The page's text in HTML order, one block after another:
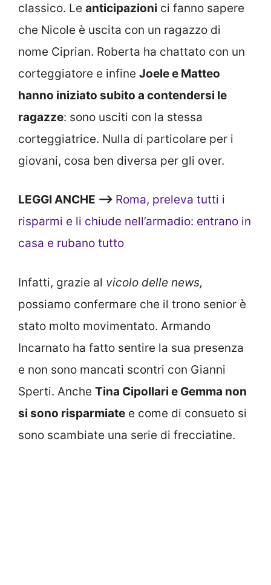
classico. Le anticipazioni ci fanno sapere
che Nicole è uscita con un ragazzo di
nome Ciprian. Roberta ha chattato con un
corteggiatore e infine Joele e Matteo
hanno iniziato subito a contendersi le
ragazze: sono usciti con la stessa
corteggiatrice. Nulla di particolare per i
giovani, cosa ben diversa per gli over.
LEGGI ANCHE —-> Roma, preleva tutti i
risparmi e li chiude nell’armadio: entrano in
casa e rubano tutto
Infatti, grazie al vicolo delle news,
possiamo confermare che il trono senior è
stato molto movimentato. Armando
Incarnato ha fatto sentire la sua presenza
e non sono mancati scontri con Gianni
Sperti. Anche Tina Cipollari e Gemma non
si sono risparmiate e come di consueto si
sono scambiate una serie di frecciatine.